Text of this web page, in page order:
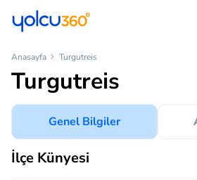
Anasayfa Turgutreis
Turgutreis
Genel Bilgiler
İlçe Künyesi